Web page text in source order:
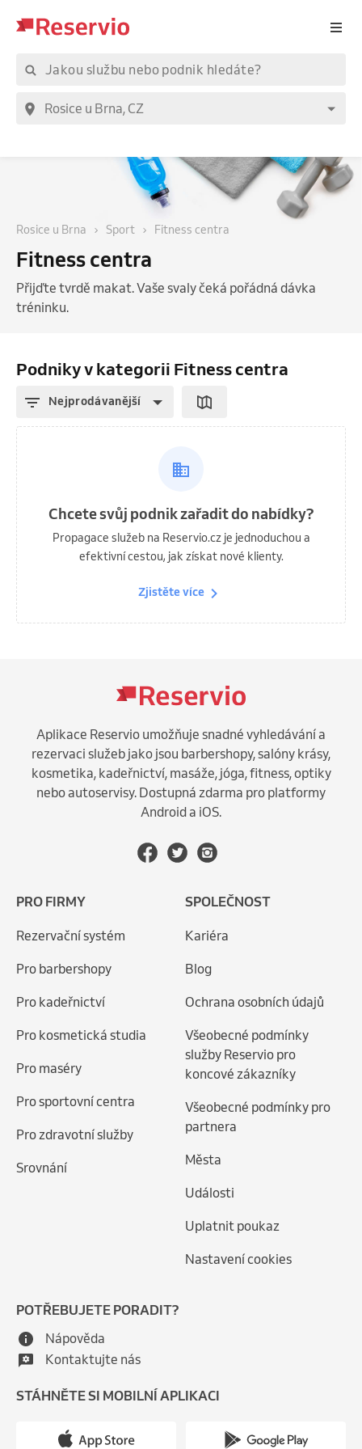
Rosice u Brna Sport Fitness centra
Fitness centra
Přijďte tvrdě makat. Vaše svaly čeká pořádná dávka
tréninku.
Podniky v kategorii Fitness centra
Nejprodávanější
Chcete svůj podnik zařadit do nabídky?
Propagace služeb na Reservio.cz je jednoduchou a
efektivní cestou, jak získat nové klienty.
Zjistěte více
Aplikace Reservio umožňuje snadné vyhledávání a
rezervaci služeb jako jsou barbershopy, salóny krásy,
kosmetika, kadeřnictví, masáže, jóga, fitness, optiky
nebo autoservisy. Dostupná zdarma pro platformy
Android a iOS.
PRO FIRMY
Rezervační systém
Pro barbershopy
Pro kadeřnictví
Pro kosmetická studia
Pro maséry
Pro sportovní centra
Pro zdravotní služby
Srovnání
SPOLEČNOST
Kariéra
Blog
Ochrana osobních údajů
Všeobecné podmínky
služby Reservio pro
koncové zákazníky
Všeobecné podmínky pro
partnera
Města
Události
Uplatnit poukaz
Nastavení cookies
POTŘEBUJETE PORADIT?
Nápověda
Kontaktujte nás
STÁHNĚTE SI MOBILNÍ APLIKACI